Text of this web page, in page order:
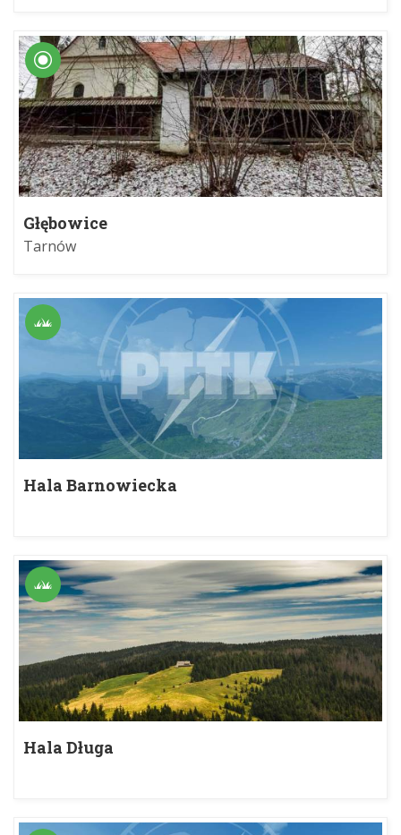
Głębowice
Tarnów
Hala Barnowiecka
Hala Długa